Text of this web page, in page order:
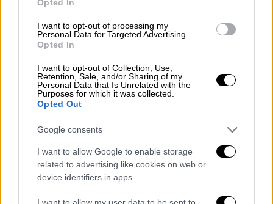
Opted In
I want to opt-out of processing my
Personal Data for Targeted Advertising.
Opted In
I want to opt-out of Collection, Use,
Retention, Sale, and/or Sharing of my
Personal Data that Is Unrelated with the
Purposes for which it was collected.
Opted Out
Google consents
I want to allow Google to enable storage
related to advertising like cookies on web or
device identifiers in apps.
I want to allow my user data to be sent to
εμπιστοσύνη μας εδώ και 85 χρόνια στην
Ελλάδα, συνεχίζει να κάνει πράξη τις
προσιτές αγορές για όλα τα βαλάντια,
κρατώντας την ποιότητα σε υψηλό επίπεδο.
Μέσα από πολλές επιλογές προϊόντων είναι
σημαντικό να βλέπεις τις τιμές να πέφτουν
σταθερά και να έχεις να επιλέξεις ανάμεσα
σε ποιοτικά επώνυμα προϊόντα, αλλά και
προϊόντα σε αποκλειστικότητα.